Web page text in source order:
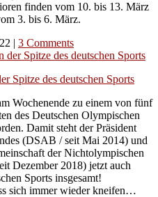
finden vom 10. bis 13. März
3. bis 6. März.
| 3 Comments
Spitze des deutschen Sports
Wochenende zu einem von fünf
des Deutschen Olympischen
Damit steht der Präsident
(DSAB / seit Mai 2014) und
der Nichtolympischen
Dezember 2018) jetzt auch
Sports insgesamt!
sich immer wieder kneifen…